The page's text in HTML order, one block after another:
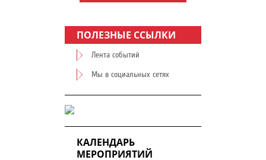
ПОЛЕЗНЫЕ ССЫЛКИ
Лента событий
Мы в социальных сетях
КАЛЕНДАРЬ
МЕРОПРИЯТИЙ